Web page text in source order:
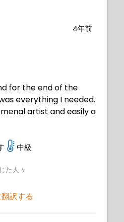
4年前
for the end of the
everything I needed.
artist and easily a
中級
た人々
訳する